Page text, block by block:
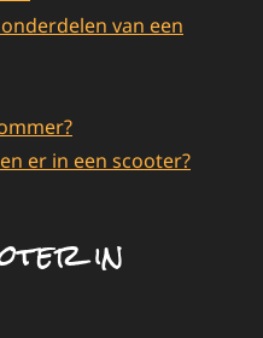
van een
er in een scooter?
in